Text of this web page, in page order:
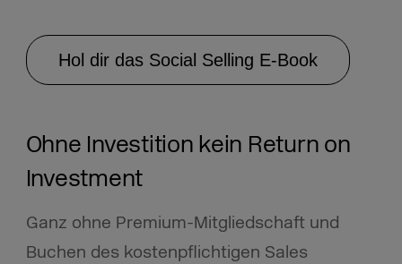
Hol dir das Social Selling E-Book
Ohne Investition kein Return on
Investment
Ganz ohne Premium-Mitgliedschaft und
Buchen des kostenpflichtigen Sales